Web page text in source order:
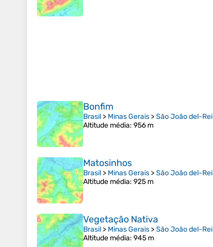
Bonfim
Brasil > Minas Gerais >São João del-Rei
Altitude média: 956 m
Matosinhos
Brasil > Minas Gerais >São João del-Rei
Altitude média: 925 m
Vegetação Nativa
Brasil > Minas Gerais >São João del-Rei
Altitude média: 945 m